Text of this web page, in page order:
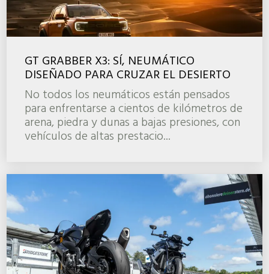
GT GRABBER X3: SÍ, NEUMÁTICO
DISEÑADO PARA CRUZAR EL DESIERTO
No todos los neumáticos están pensados
para enfrentarse a cientos de kilómetros de
arena, piedra y dunas a bajas presiones, con
vehículos de altas prestacio...